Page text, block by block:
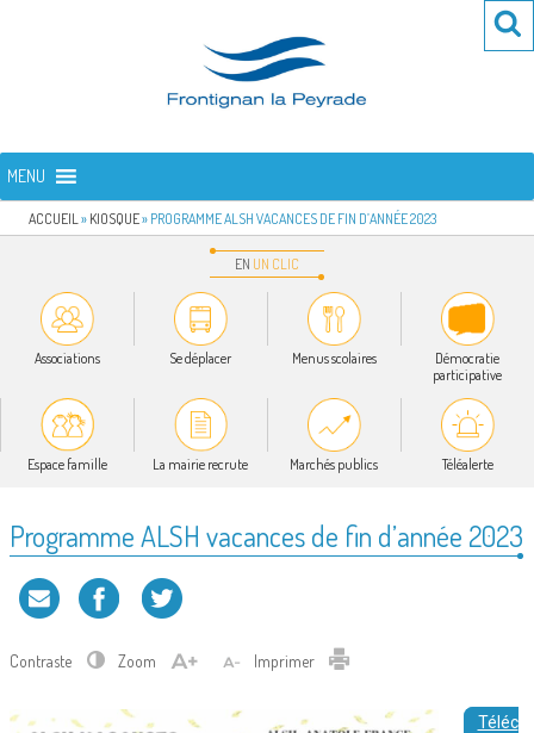
FRONTIGNAN LA PEYRADE
MENU
ACCUEIL » KIOSQUE» PROGRAMME ALSH VACANCES DE FIN D’ANNÉE 2023
EN UN CLIC
Associations Se déplacer Menus scolaires
Démocratie
participative
Espace famille La mairie recrute Marchés publics Téléalerte
Programme ALSH vacances de fin d’année 2023
Contraste Zoom Imprimer
Téléc